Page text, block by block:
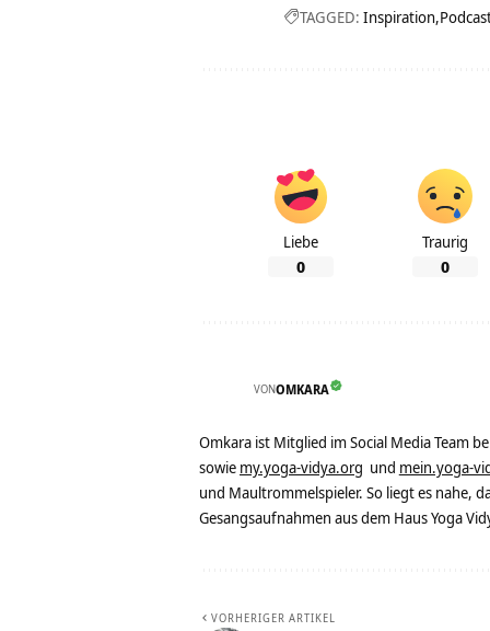
TAGGED: Inspiration
Liebe
0
Traurig
0
VONOMKARA
Omkara ist Mitglied im Social Media Team
sowie my.yoga-vidya.org und mein.yoga-
und Maultrommelspieler. So liegt es nahe,
Gesangsaufnahmen aus dem Haus Yoga
VORHERIGER ARTIKEL